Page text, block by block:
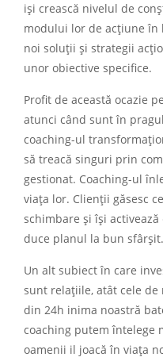
iși crească nivelul de
modului lor de acțiune în
noi soluții și strategii
unor obiective specifice.
Profit de această ocazie
atunci când sunt în
coaching-ul
să treacă singuri prin
gestionat. Coaching-ul
viața lor. Clienții găsesc
schimbare și își
duce planul la bun sfârșit.
Un alt subiect în care
sunt relațiile, atât cele de
din 24h inima noastră
coaching putem întelege
oamenii il joacă în viața